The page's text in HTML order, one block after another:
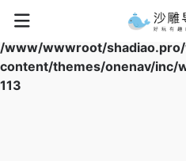
Warning
: Array to string
/www/wwwroot/
content/themes/onenav/inc/
113